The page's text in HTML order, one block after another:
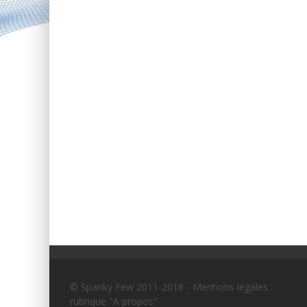
© Spanky Few 2011-2018 - Mentions légales :
rubrique "A propos"